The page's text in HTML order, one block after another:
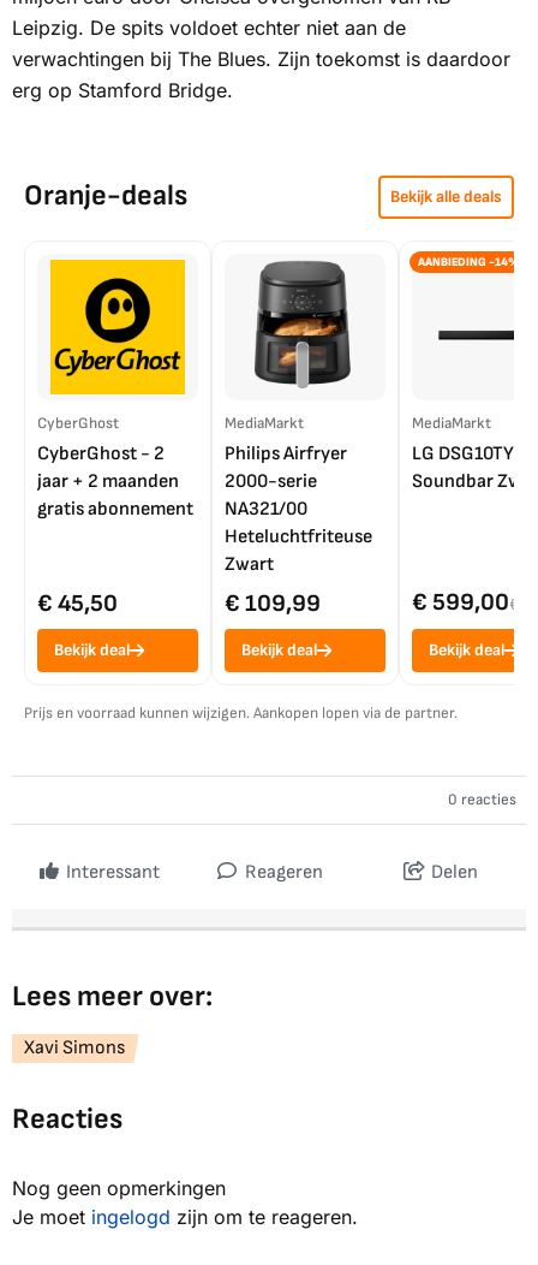
Leipzig. De spits voldoet echter niet aan de
verwachtingen bij The Blues. Zijn toekomst is daardoor
erg op Stamford Bridge.
Oranje-deals Bekijk alle deals
CyberGhost
CyberGhost - 2
jaar + 2 maanden
gratis abonnement
€ 45,50
Bekijk deal
MediaMarkt
Philips Airfryer
2000-serie
NA321/00
Heteluchtfriteuse
Zwart
€ 109,99
Bekijk deal
AANBIEDING -14%
MediaMarkt
LG DSG10TY
Soundbar
€ 599,00€
Bekijk deal
Prijs en voorraad kunnen wijzigen. Aankopen lopen via de partner.
0 reacties
Interessant Reageren Delen
Lees meer over:
Xavi Simons
Reacties
Nog geen opmerkingen
Je moet ingelogd zijn om te reageren.